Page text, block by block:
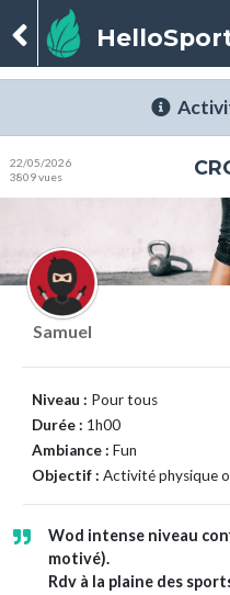
22/05/2026
3809 vues
Samuel
Niveau : Pour tous
Durée : 1h00
Ambiance : Fun
Objectif : Activité physique
Wod intense niveau
motivé).
Rdv à la plaine des